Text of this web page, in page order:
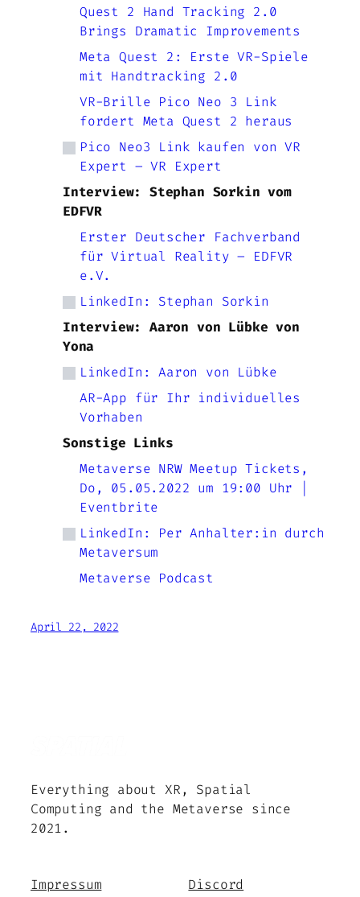
Quest 2 Hand Tracking 2.0
Brings Dramatic Improvements
Meta Quest 2: Erste VR-Spiele
mit Handtracking 2.0
VR-Brille Pico Neo 3 Link
fordert Meta Quest 2 heraus
Pico Neo3 Link kaufen von VR
Expert – VR Expert
Interview: Stephan Sorkin vom
EDFVR
Erster Deutscher Fachverband
für Virtual Reality – EDFVR
e.V.
LinkedIn: Stephan Sorkin
Interview: Aaron von Lübke von
Yona
LinkedIn: Aaron von Lübke
AR-App für Ihr individuelles
Vorhaben
Sonstige Links
Metaverse NRW Meetup Tickets,
Do, 05.05.2022 um 19:00 Uhr |
Eventbrite
LinkedIn: Per Anhalter:in durch
Metaversum
Metaverse Podcast
April 22, 2022
Everything about XR, Spatial
Computing and the Metaverse since
2021.
Impressum
Discord